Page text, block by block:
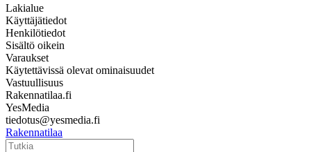
Lakialue
Käyttäjätiedot
Henkilötiedot
Sisältö oikein
Varaukset
Käytettävissä olevat ominaisuudet
Vastuullisuus
Rakennatilaa.fi
YesMedia
tiedotus@yesmedia.fi
Rakennatilaa